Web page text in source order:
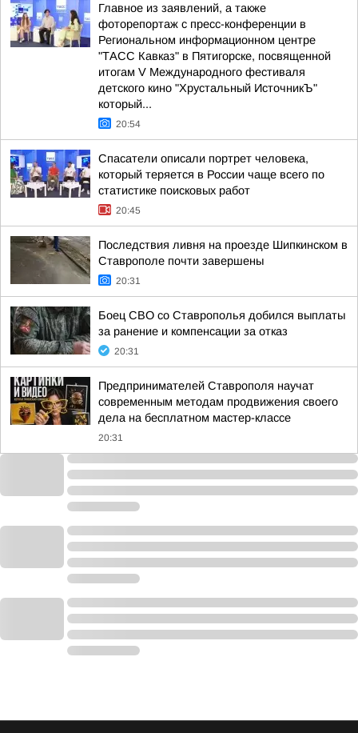
Главное из заявлений, а также
фоторепортаж с пресс-конференции в
Региональном информационном центре
"ТАСС Кавказ" в Пятигорске, посвященной
итогам V Международного фестиваля
детского кино "Хрустальный ИсточникЪ"
который...
20:54
Спасатели описали портрет человека,
который теряется в России чаще всего по
статистике поисковых работ
20:45
Последствия ливня на проезде Шипкинском в
Ставрополе почти завершены
20:31
Боец СВО со Ставрополья добился выплаты
за ранение и компенсации за отказ
20:31
Предпринимателей Ставрополя научат
современным методам продвижения своего
дела на бесплатном мастер-классе
20:31